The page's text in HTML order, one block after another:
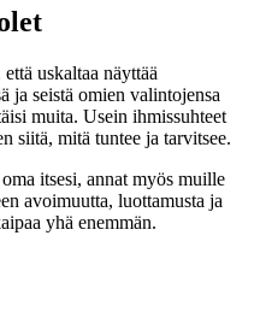
uskaltaa näyttää
ja seistä omien valintojensa
muita. Usein ihmissuhteet
siitä, mitä tuntee ja tarvitsee.
itsesi, annat myös muille
avoimuutta, luottamusta ja
yhä enemmän.